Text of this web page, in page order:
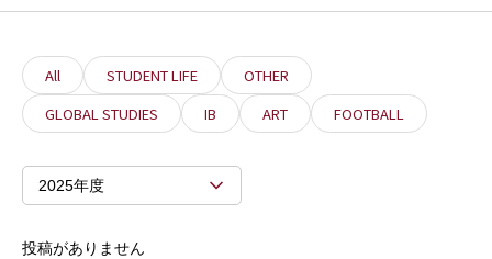
All STUDENT LIFE
OTHER
GLOBAL STUDIES
IB ART FOOTBALL
2025年度
投稿がありません